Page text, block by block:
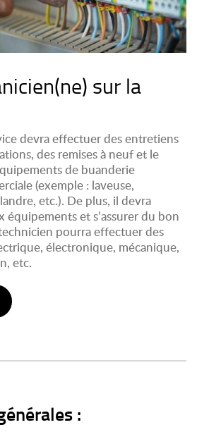
sur la
devra effectuer des entretiens
des remises à neuf et le
de buanderie
(exemple : laveuse,
etc.). De plus, il devra
équipements et s’assurer du bon
pourra effectuer des
électronique, mécanique,
etc.
: